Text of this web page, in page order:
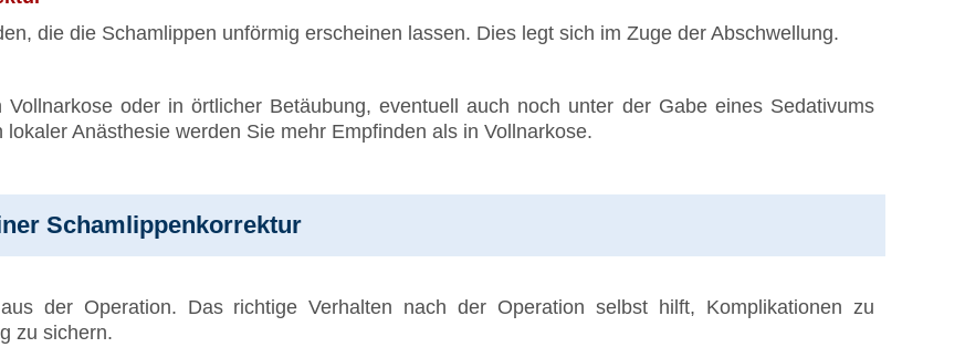
die die Schamlippen unförmig erscheinen lassen. Dies legt sich im Zuge der Abschwellung.
oder in örtlicher Betäubung, eventuell auch noch unter der Gabe eines Sedativums
Anästhesie werden Sie mehr Empfinden als in Vollnarkose.
Schamlippenkorrektur
der Operation. Das richtige Verhalten nach der Operation selbst hilft, Komplikationen zu
zu sichern.